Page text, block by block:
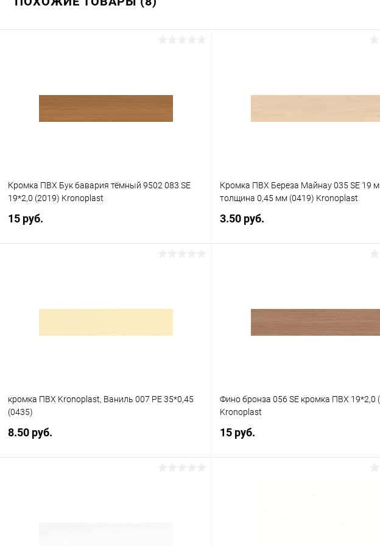
Кромка ПВХ Бук бавария тёмный 9502 083 SE
19*2,0 (2019) Kronoplast
15 руб.
Кромка ПВХ Береза Майнау 035 SE 19
толщина 0,45 мм (0419) Kronoplast
3.50 руб.
В избранное Под заказ
кромка ПВХ Kronoplast, Ваниль 007 PE 35*0,45
(0435)
8.50 руб.
Фино бронза 056 SE кромка ПВХ 19*2,0
Kronoplast
15 руб.